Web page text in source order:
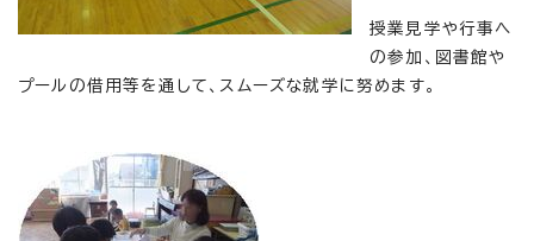
授業見学や行事へ
の参加、図書館や
プールの借用等を通して、スムーズな就学に努めます。